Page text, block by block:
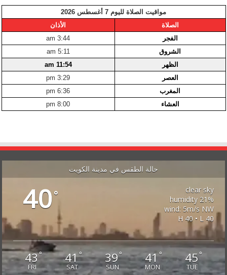
مواقيت الصلاة لليوم 7 أغسطس 2026
الصلاة
الأذان
الفجر
3:44 am
الشروق
5:11 am
الظهر
11:54 am
العصر
3:29 pm
المغرب
6:36 pm
العشاء
8:00 pm
حالة الطقس في مدينة الكويت
40°
clear sky
21% humidity
wind: 5m/s NW
H 40 • L 40
43°
FRI
41°
SAT
39°
SUN
41°
MON
45°
TUE